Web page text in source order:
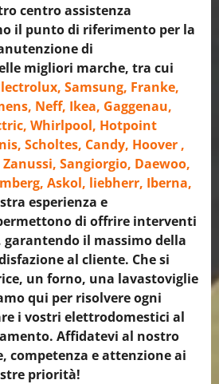
centro assistenza
il punto di riferimento per la
di
migliori marche, tra cui
Samsung, Franke,
Neff, Ikea, Gaggenau,
Whirlpool, Hotpoint
Scholtes, Candy, Hoover ,
Zanussi, Sangiorgio, Daewoo,
Askol, liebherr, Iberna,
esperienza e
di offrire interventi
il massimo della
al cliente. Che si
un forno, una lavastoviglie
qui per risolvere ogni
i vostri elettrodomestici al
Affidatevi al nostro
competenza e attenzione ai
priorità!